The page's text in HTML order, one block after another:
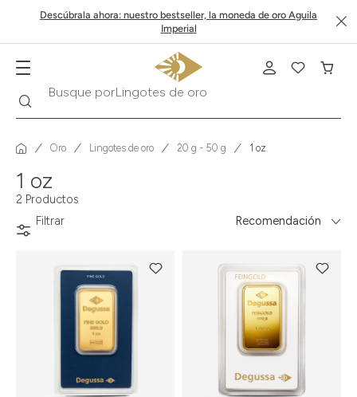
Descúbrala ahora: nuestro bestseller, la moneda de oro Aguila
Imperial
Busque porLingotes de oro
Oro Lingotes de oro 20 g - 50 g 1 oz
1 oz
2 Productos
Filtrar
Recomendación